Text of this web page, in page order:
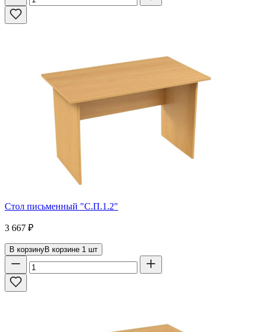
Стол письменный "С.П.1.2"
3 667 ₽
В корзинуВ корзине 1 шт